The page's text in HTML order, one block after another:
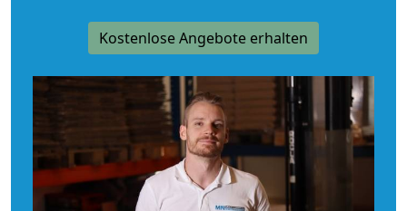
Kostenlose Angebote erhalten